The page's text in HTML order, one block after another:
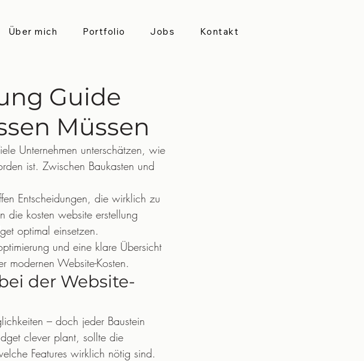
Über mich Portfolio Jobs Kontakt
Guide
Müssen
Unternehmen unterschätzen, wie
ist. Zwischen Baukasten und
Entscheidungen, die wirklich zu
die kosten website erstellung
optimal einsetzen.
und eine klare Übersicht
modernen Website-Kosten.
der Website-
– doch jeder Baustein
clever plant, sollte die
Features wirklich nötig sind.